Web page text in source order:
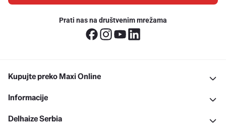
Prati nas na društvenim mrežama
Kupujte preko Maxi Online
Informacije
Delhaize Serbia